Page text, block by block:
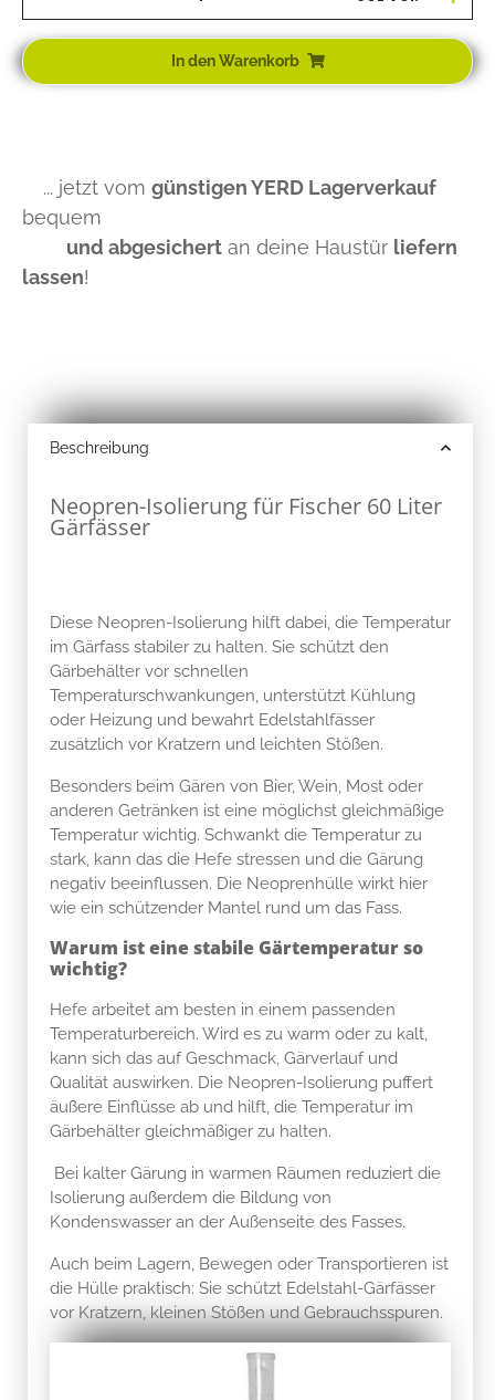
In den Warenkorb
... jetzt vom günstigen YERD Lagerverkauf
bequem
und abgesichert an deine Haustür liefern
lassen!
Beschreibung
Neopren-Isolierung für Fischer 60 Liter
Gärfässer
Diese Neopren-Isolierung hilft dabei, die Temperatur
im Gärfass stabiler zu halten. Sie schützt den
Gärbehälter vor schnellen
Temperaturschwankungen, unterstützt Kühlung
oder Heizung und bewahrt Edelstahlfässer
zusätzlich vor Kratzern und leichten Stößen.
Besonders beim Gären von Bier, Wein, Most oder
anderen Getränken ist eine möglichst gleichmäßige
Temperatur wichtig. Schwankt die Temperatur zu
stark, kann das die Hefe stressen und die Gärung
negativ beeinflussen. Die Neoprenhülle wirkt hier
wie ein schützender Mantel rund um das Fass.
Warum ist eine stabile Gärtemperatur so
wichtig?
Hefe arbeitet am besten in einem passenden
Temperaturbereich. Wird es zu warm oder zu kalt,
kann sich das auf Geschmack, Gärverlauf und
Qualität auswirken. Die Neopren-Isolierung puffert
äußere Einflüsse ab und hilft, die Temperatur im
Gärbehälter gleichmäßiger zu halten.
Bei kalter Gärung in warmen Räumen reduziert die
Isolierung außerdem die Bildung von
Kondenswasser an der Außenseite des Fasses.
Auch beim Lagern, Bewegen oder Transportieren ist
die Hülle praktisch: Sie schützt Edelstahl-Gärfässer
vor Kratzern, kleinen Stößen und Gebrauchsspuren.